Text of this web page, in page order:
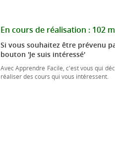
En cours de réalisation : 102
Si vous souhaitez être prévenu
bouton 'Je suis intéressé'
Avec Apprendre Facile, c'est vous qui
réaliser des cours qui vous intéressent.